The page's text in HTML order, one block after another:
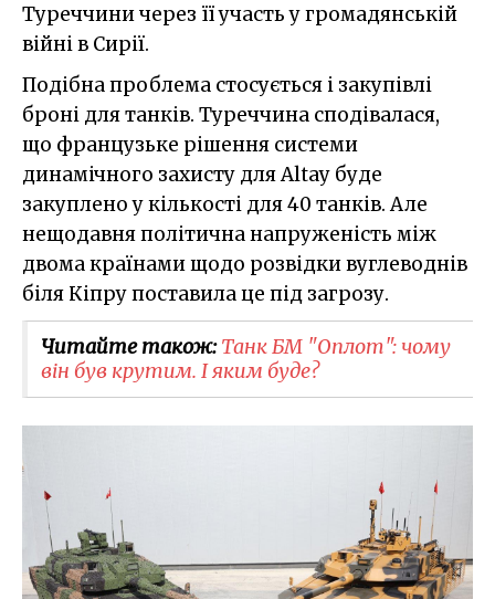
Туреччини через її участь у громадянській
війні в Сирії.
Подібна проблема стосується і закупівлі
броні для танків. Туреччина сподівалася,
що французьке рішення системи
динамічного захисту для Altay буде
закуплено у кількості для 40 танків. Але
нещодавня політична напруженість між
двома країнами щодо розвідки вуглеводнів
біля Кіпру поставила це під загрозу.
Читайте також:Танк БМ "Оплот": чому
він був крутим. І яким буде?